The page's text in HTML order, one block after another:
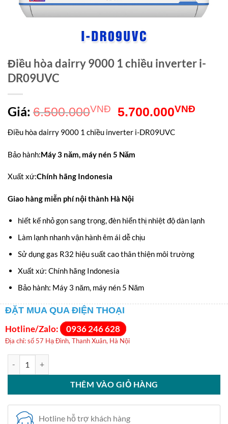
Điều hòa dairry 9000 1 chiều inverter i-
DR09UVC
Giá: 6.500.000VNĐ
Giá
gốc
6.500.000VNĐ.
5.700.000VNĐGiá
Điều hòa dairry 9000 1 chiều inverter i-DR09UVC
Bảo hành:Máy 3 năm, máy nén 5 Năm
Xuất xứ:Chính hãng Indonesia
Giao hàng miễn phí nội thành Hà Nội
hiết kế nhỏ gọn sang trọng, đèn hiển thị nhiệt độ dàn lạnh
Làm lạnh nhanh vận hành êm ái dễ chịu
Sử dụng gas R32 hiệu suất cao thân thiện môi trường
Xuất xứ: Chính hãng Indonesia
Bảo hành: Máy 3 năm, máy nén 5 Năm
ĐẶT MUA QUA ĐIỆN THOẠI
Hotline/Zalo: 0936 246 628
Địa chỉ: số 57 Hạ Đình, Thanh Xuân, Hà Nội
THÊM VÀO GIỎ HÀNG
Hotline hỗ trợ khách hàng